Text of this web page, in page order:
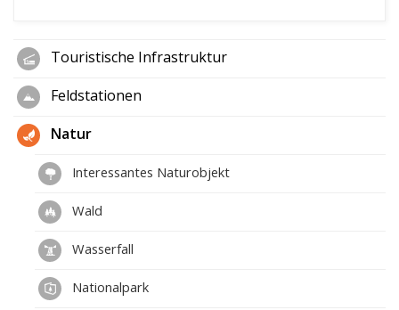
Touristische Infrastruktur
Feldstationen
Natur
Interessantes Naturobjekt
Wald
Wasserfall
Nationalpark